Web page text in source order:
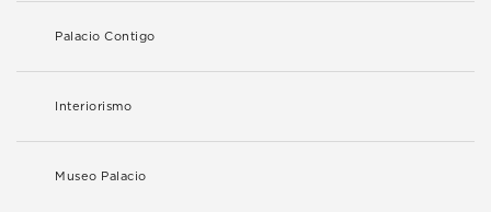
Palacio Contigo
Interiorismo
Museo Palacio